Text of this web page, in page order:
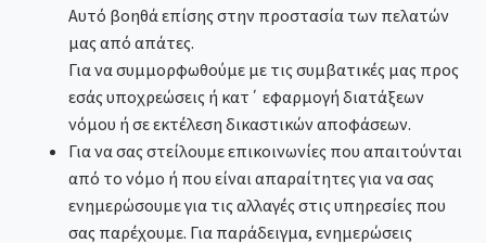
Αυτό βοηθά επίσης στην προστασία των πελατών
μας από απάτες.
Για να συμμορφωθούμε με τις συμβατικές μας προς
εσάς υποχρεώσεις ή κατ΄ εφαρμογή διατάξεων
νόμου ή σε εκτέλεση δικαστικών αποφάσεων.
Για να σας στείλουμε επικοινωνίες που απαιτούνται
από το νόμο ή που είναι απαραίτητες για να σας
ενημερώσουμε για τις αλλαγές στις υπηρεσίες που
σας παρέχουμε. Για παράδειγμα, ενημερώσεις